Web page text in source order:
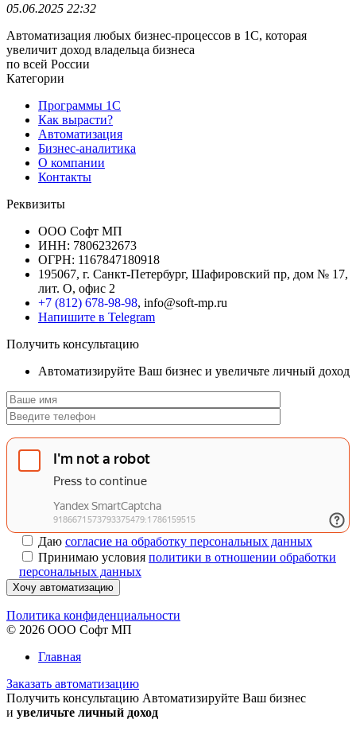
05.06.2025 22:32
Автоматизация любых бизнес-процессов в 1С, которая
увеличит доход владельца бизнеса
по всей России
Категории
Программы 1С
Как вырасти?
Автоматизация
Бизнес-аналитика
О компании
Контакты
Реквизиты
ООО Софт МП
ИНН: 7806232673
ОГРН: 1167847180918
195067, г. Санкт-Петербург, Шафировский пр, дом № 17,
лит. О, офис 2
+7 (812) 678-98-98, info@soft-mp.ru
Напишите в Telegram
Получить консультацию
Автоматизируйте Ваш бизнес и увеличьте личный доход
Даю согласие на обработку персональных данных
Принимаю условия политики в отношении обработки
персональных данных
Хочу автоматизацию
Политика конфиденциальности
© 2026 ООО Софт МП
Главная
Заказать автоматизацию
Получить консультацию Автоматизируйте Ваш бизнес
и увеличьте личный доход